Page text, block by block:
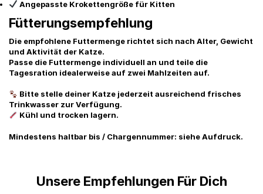
Angepasste Krokettengröße für Kitten
Fütterungsempfehlung
Die empfohlene Futtermenge richtet sich nach Alter, Gewicht
und Aktivität der Katze.
Passe die Futtermenge individuell an und teile die
Tagesration idealerweise auf zwei Mahlzeiten auf.
Bitte stelle deiner Katze jederzeit ausreichend frisches
Trinkwasser zur Verfügung.
Kühl und trocken lagern.
Mindestens haltbar bis / Chargennummer: siehe Aufdruck.
Unsere Empfehlungen Für Dich